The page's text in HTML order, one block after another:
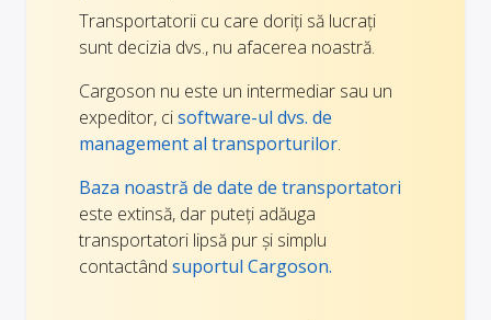
Transportatorii cu care doriți să lucrați
sunt decizia dvs., nu afacerea noastră.
Cargoson nu este un intermediar sau un
expeditor, cisoftware-ul dvs. de
management al transporturilor.
Baza noastră de date de transportatori
este extinsă, dar puteți adăuga
transportatori lipsă pur și simplu
contactând suportul Cargoson.